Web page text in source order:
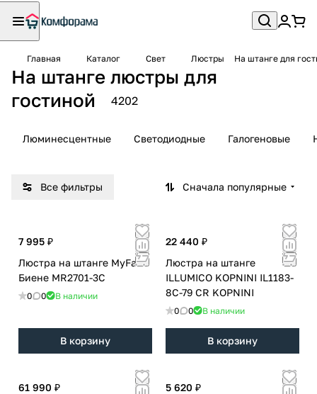
Главная Каталог Свет Люстры На штанге для
На штанге люстры для
гостиной
4202
Люминесцентные Светодиодные Галогеновые
Все фильтры Сначала популярные
7 995 ₽
Люстра на штанге MyFar
Биене MR2701-3C
0 0 В наличии
В корзину
22 440 ₽
Люстра на штанге
ILLUMICO KOPNINI IL1183-
8C-79 CR KOPNINI
0 0 В наличии
В корзину
61 990 ₽
5 620 ₽